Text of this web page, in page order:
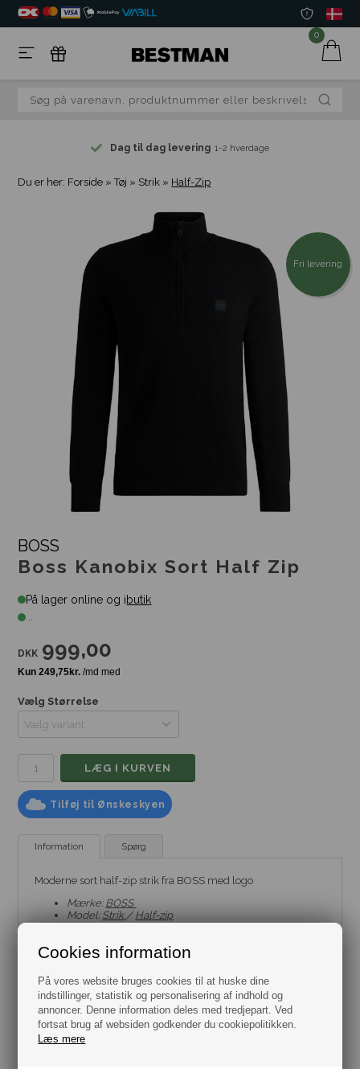
Cookies information
På vores website bruges cookies til at huske dine
indstillinger, statistik og personalisering af indhold og
annoncer. Denne information deles med tredjepart. Ved
fortsat brug af websiden godkender du cookiepolitikken.
Læs mere
0
Dag til dag levering 1-2 hverdage
Du er her: Forside »Tøj » Strik » Half-Zip
Fri levering
BOSS
Boss Kanobix Sort Half Zip
På lager online og ibutik
...
DKK 999,00
Vælg Størrelse
Tilføj til Ønskeskyen
Information Spørg
Moderne sort half-zip strik fra BOSS med logo
Mærke: BOSS
Model: Strik/ Half-zip
Størrelse: Flere varianter fra str. S til XXL